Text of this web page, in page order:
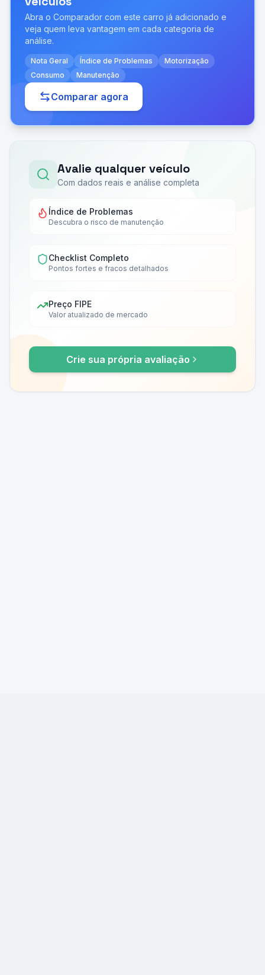
Abra o Comparador com este carro já adicionado e
veja quem leva vantagem em cada categoria de
análise.
Nota Geral Índice de Problemas
Motorização
Consumo
Manutenção
Comparar agora
Avalie qualquer veículo
Com dados reais e análise completa
Índice de Problemas
Descubra o risco de manutenção
Checklist Completo
Pontos fortes e fracos detalhados
Preço FIPE
Valor atualizado de mercado
Crie sua própria avaliação